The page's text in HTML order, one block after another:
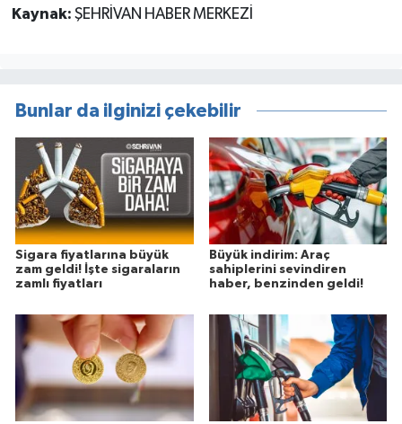
Kaynak: ŞEHRİVAN HABER MERKEZİ
Bunlar da ilginizi çekebilir
Sigara fiyatlarına büyük
zam geldi! İşte sigaraların
zamlı fiyatları
Büyük indirim: Araç
sahiplerini sevindiren
haber, benzinden geldi!